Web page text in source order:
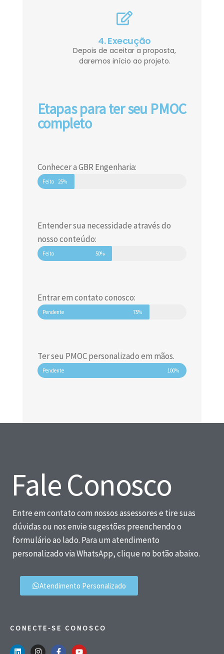
4. Execução
Depois de aceitar a proposta,
daremos início ao projeto.
Etapas para ter seu PMOC
completo
Conhecer a GBR Engenharia:
Feito 25%
Entender sua necessidade através do
nosso conteúdo:
Feito 50%
Entrar em contato conosco:
Pendente 75%
Ter seu PMOC personalizado em mãos.
Pendente 100%
Fale Conosco
Entre em contato com nossos assessores e tire suas
dúvidas ou nos envie sugestões preenchendo o
formulário ao lado. Para um atendimento
personalizado via WhatsApp, clique no botão abaixo.
Atendimento Personalizado
CONECTE-SE CONOSCO